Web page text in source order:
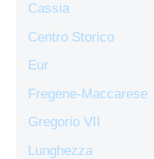
Cassia
Centro Storico
Eur
Fregene-Maccarese
Gregorio VII
Lunghezza